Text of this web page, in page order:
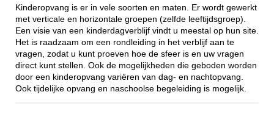
Kinderopvang is er in vele soorten en maten. Er wordt gewerkt
met verticale en horizontale groepen (zelfde leeftijdsgroep).
Een visie van een kinderdagverblijf vindt u meestal op hun site.
Het is raadzaam om een rondleiding in het verblijf aan te
vragen, zodat u kunt proeven hoe de sfeer is en uw vragen
direct kunt stellen. Ook de mogelijkheden die geboden worden
door een kinderopvang variëren van dag- en nachtopvang.
Ook tijdelijke opvang en naschoolse begeleiding is mogelijk.